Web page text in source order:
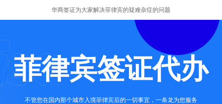
华商签证为大家解决菲律宾的疑难杂症的问题
菲律宾签证代办
不管您在国内那个城市入境菲律宾后的一切事宜，一条龙为您服务